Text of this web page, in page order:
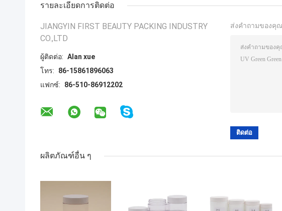
รายละเอียดการติดต่อ
JIANGYIN FIRST BEAUTY PACKING INDUSTRY
CO.,LTD
ผู้ติดต่อ: Alan xue
โทร:
86-15861896063
แฟกซ์:
86-510-86912202
ส่งคำถามของคุ
ผลิตภัณฑ์อื่น ๆ